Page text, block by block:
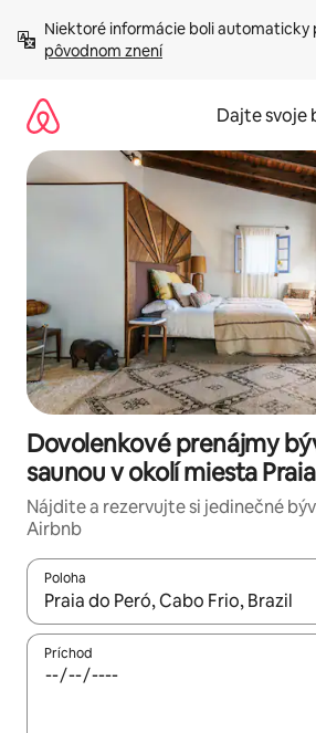
obsah.
Niektoré informácie boli automaticky
pôvodnom znení
Dajte svoje
Dovolenkové prenájmy
saunou v okolí miesta
Nájdite a rezervujte si jedinečné
Airbnb
Poloha
Keď budú výsledky k dispozícii,
Príchod